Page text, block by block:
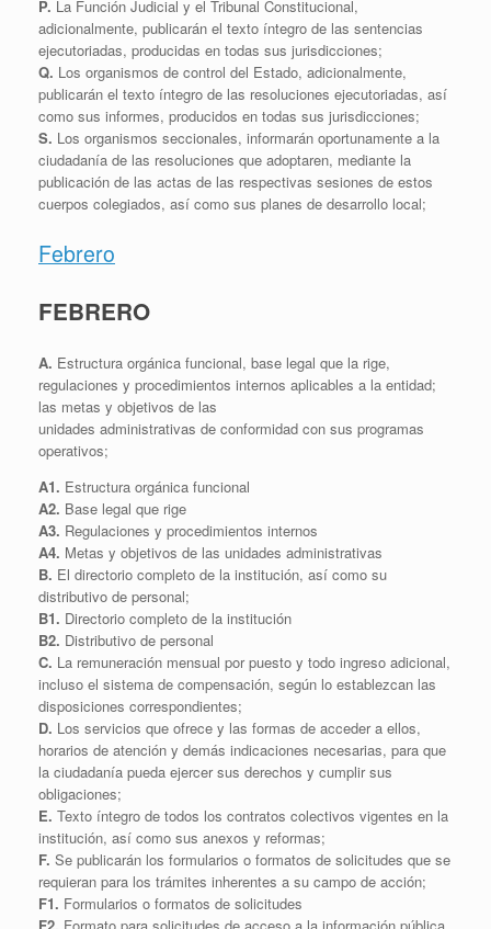
P. La Función Judicial y el Tribunal Constitucional,
adicionalmente, publicarán el texto íntegro de las sentencias
ejecutoriadas, producidas en todas sus jurisdicciones;
Q. Los organismos de control del Estado, adicionalmente,
publicarán el texto íntegro de las resoluciones ejecutoriadas, así
como sus informes, producidos en todas sus jurisdicciones;
S. Los organismos seccionales, informarán oportunamente a la
ciudadanía de las resoluciones que adoptaren, mediante la
publicación de las actas de las respectivas sesiones de estos
cuerpos colegiados, así como sus planes de desarrollo local;
Febrero
FEBRERO
A. Estructura orgánica funcional, base legal que la rige,
regulaciones y procedimientos internos aplicables a la entidad;
las metas y objetivos de las
unidades administrativas de conformidad con sus programas
operativos;
A1. Estructura orgánica funcional
A2. Base legal que rige
A3. Regulaciones y procedimientos internos
A4. Metas y objetivos de las unidades administrativas
B. El directorio completo de la institución, así como su
distributivo de personal;
B1. Directorio completo de la institución
B2. Distributivo de personal
C. La remuneración mensual por puesto y todo ingreso adicional,
incluso el sistema de compensación, según lo establezcan las
disposiciones correspondientes;
D. Los servicios que ofrece y las formas de acceder a ellos,
horarios de atención y demás indicaciones necesarias, para que
la ciudadanía pueda ejercer sus derechos y cumplir sus
obligaciones;
E. Texto íntegro de todos los contratos colectivos vigentes en la
institución, así como sus anexos y reformas;
F. Se publicarán los formularios o formatos de solicitudes que se
requieran para los trámites inherentes a su campo de acción;
F1. Formularios o formatos de solicitudes